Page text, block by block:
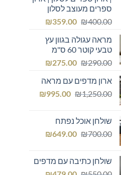
ספרים מעוצב לסלון
₪400.00
המחיר
היה:
₪400.00.
₪359.00
המחיר
הוא:מראה עגולה בגוון עץ
טבעי קוטר 60 ס"מ
₪290.00
המחיר
היה:
₪290.00.
₪275.00
המחיר
הוא:
₪275.00.
ארון מדפים עם מראה
₪1,250.00
המחיר
₪1,250.00.
₪995.00
המחיר
שולחן אוכל נפתח
₪700.00
המחיר
₪700.00.
₪649.00
המחיר
₪649.00.שולחן כתיבה עם מדפים